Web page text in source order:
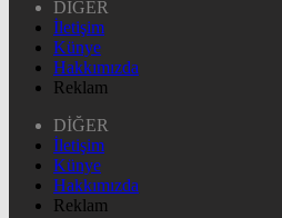
DİĞER
İletişim
Künye
Hakkımızda
Reklam
DİĞER
İletişim
Künye
Hakkımızda
Reklam